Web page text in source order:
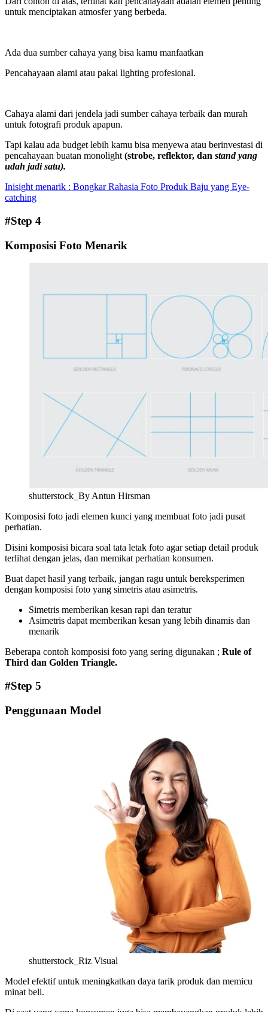
untuk menciptakan atmosfer yang berbeda.
Ada dua sumber cahaya yang bisa kamu manfaatkan
Pencahayaan alami atau pakai lighting profesional.
Cahaya alami dari jendela jadi sumber cahaya terbaik dan murah
untuk fotografi produk apapun.
Tapi kalau ada budget lebih kamu bisa menyewa atau berinvestasi di
pencahayaan buatan monolight (strobe, reflektor, dan stand yang
udah jadi satu).
Inisight menarik : Bongkar Rahasia Foto Produk Baju yang Eye-
catching
#Step 4
Komposisi Foto Menarik
shutterstock_By Antun Hirsman
Komposisi foto jadi elemen kunci yang membuat foto jadi pusat
perhatian.
Disini komposisi bicara soal tata letak foto agar setiap detail produk
terlihat dengan jelas, dan memikat perhatian konsumen.
Buat dapet hasil yang terbaik, jangan ragu untuk bereksperimen
dengan komposisi foto yang simetris atau asimetris.
Simetris memberikan kesan rapi dan teratur
Asimetris dapat memberikan kesan yang lebih dinamis dan
menarik
Beberapa contoh komposisi foto yang sering digunakan ; Rule of
Third dan Golden Triangle.
#Step 5
Penggunaan Model
shutterstock_Riz Visual
Model efektif untuk meningkatkan daya tarik produk dan memicu
minat beli.